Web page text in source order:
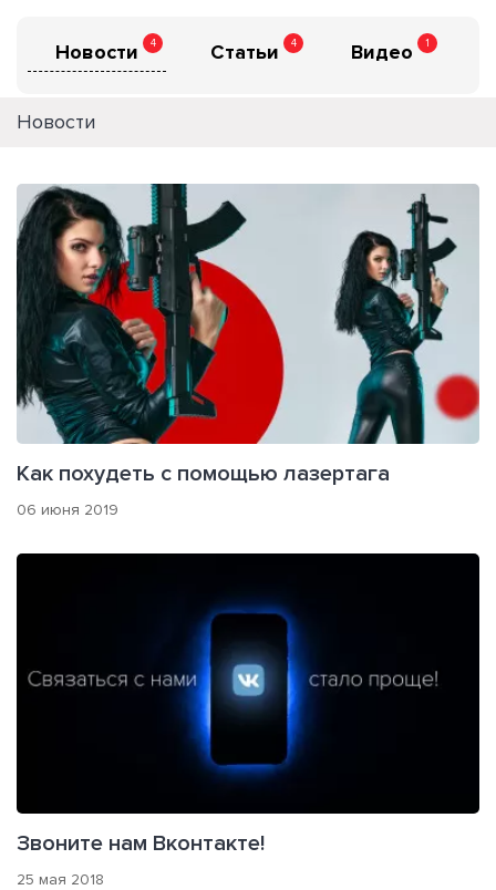
Новости 4 Статьи 4 Видео 1
Новости
Как похудеть с помощью лазертага
06 июня 2019
Звоните нам Вконтакте!
25 мая 2018